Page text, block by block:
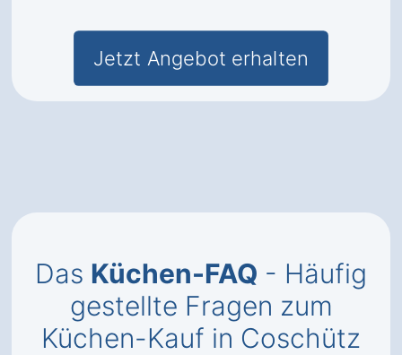
Jetzt Angebot erhalten
Das Küchen-FAQ - Häufig
gestellte Fragen zum
Küchen-Kauf in Coschütz